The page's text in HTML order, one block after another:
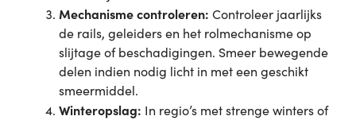
Mechanisme controleren: Controleer jaarlijks
de rails, geleiders en het rolmechanisme op
slijtage of beschadigingen. Smeer bewegende
delen indien nodig licht in met een geschikt
smeermiddel.
Winteropslag: In regio’s met strenge winters of